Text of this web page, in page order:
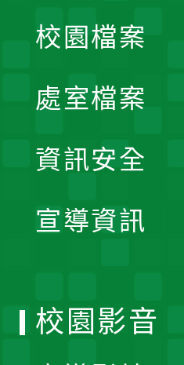
校園檔案
處室檔案
資訊安全
宣導資訊
校園影音